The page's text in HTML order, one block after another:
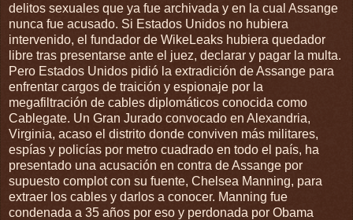
delitos sexuales que ya fue archivada y en la cual Assange
nunca fue acusado. Si Estados Unidos no hubiera
intervenido, el fundador de WikeLeaks hubiera quedador
libre tras presentarse ante el juez, declarar y pagar la multa.
Pero Estados Unidos pidió la extradición de Assange para
enfrentar cargos de traición y espionaje por la
megafiltración de cables diplomáticos conocida como
Cablegate. Un Gran Jurado convocado en Alexandria,
Virginia, acaso el distrito donde conviven más militares,
espías y policías por metro cuadrado en todo el país, ha
presentado una acusación en contra de Assange por
supuesto complot con su fuente, Chelsea Manning, para
extraer los cables y darlos a conocer. Manning fue
condenada a 35 años por eso y perdonada por Obama